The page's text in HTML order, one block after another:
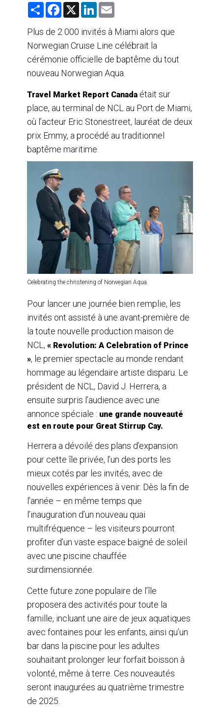
S
e
F
e
b
o
k
X
L
k
e
d
n
i
l
Plus de 2 000 invités à Miami alors que
Norwegian Cruise Line célébrait la
cérémonie officielle de baptême du tout
nouveau Norwegian Aqua.
Travel Market Report Canada était sur
place, au terminal de NCL au Port de Miami,
où l’acteur Eric Stonestreet, lauréat de deux
prix Emmy, a procédé au traditionnel
baptême maritime.
Celebrating the christening of Norwegian Aqua.
Pour lancer une journée bien remplie, les
invités ont assisté à une avant-première de
la toute nouvelle production maison de
NCL, « Revolution: A Celebration of Prince
», le premier spectacle au monde rendant
hommage au légendaire artiste disparu. Le
président de NCL, David J. Herrera, a
ensuite surpris l’audience avec une
annonce spéciale : une grande nouveauté
est en route pour Great Stirrup Cay.
Herrera a dévoilé des plans d’expansion
pour cette île privée, l’un des ports les
mieux cotés par les invités, avec de
nouvelles expériences à venir. Dès la fin de
l’année – en même temps que
l’inauguration d’un nouveau quai
multifréquence – les visiteurs pourront
profiter d’un vaste espace baigné de soleil
avec une piscine chauffée
surdimensionnée.
Cette future zone populaire de l’île
proposera des activités pour toute la
famille, incluant une aire de jeux aquatiques
avec fontaines pour les enfants, ainsi qu’un
bar dans la piscine pour les adultes
souhaitant prolonger leur forfait boisson à
volonté, même à terre. Ces nouveautés
seront inaugurées au quatrième trimestre
de 2025.